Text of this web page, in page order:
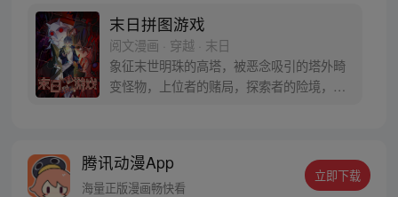
末日拼图游戏
阅文漫画 · 穿越 · 末日
象征末世明珠的高塔，被恶念吸引的塔外畸
变怪物，上位者的赌局，探索者的险境，末
腾讯动漫App
海量正版漫画畅快看
立即下载